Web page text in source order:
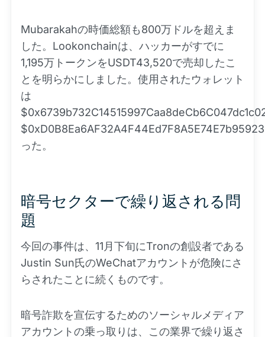
Mubarakahの時価総額も800万ドルを超えま
した。Lookonchainは、ハッカーがすでに
1,195万トークンをUSDT43,520で売却したこ
とを明らかにしました。使用されたウォレット
は
った。
暗号セクターで繰り返される問
題
今回の事件は、11月下旬にTronの創設者である
Justin Sun氏のWeChatアカウントが危険にさ
らされたことに続くものです。
暗号詐欺を宣伝するためのソーシャルメディア
アカウントの乗っ取りは、この業界で繰り返さ